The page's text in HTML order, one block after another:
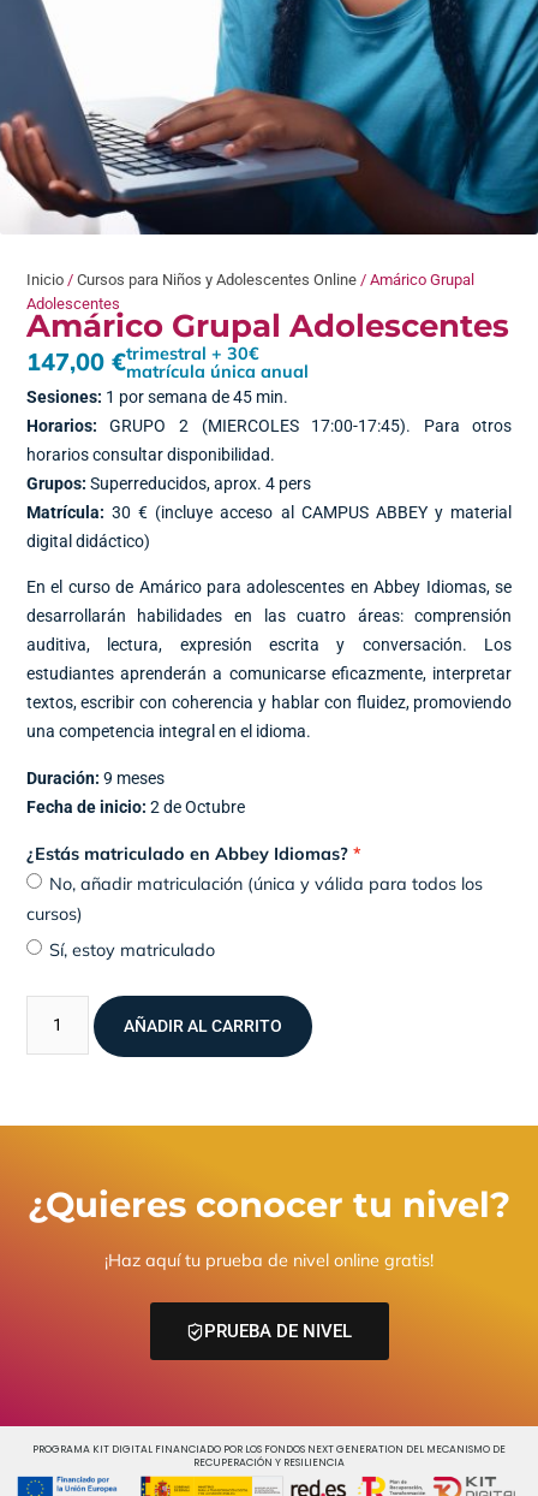
Inicio/ Cursos para Niños y Adolescentes Online/ Amárico Grupal
Adolescentes
Amárico Grupal Adolescentes
147,00 €trimestral + 30€
matrícula única anual
Sesiones: 1 por semana de 45 min.
Horarios: GRUPO 2 (MIERCOLES 17:00-17:45). Para otros
horarios consultar disponibilidad.
Grupos: Superreducidos, aprox. 4 pers
Matrícula: 30 € (incluye acceso al CAMPUS ABBEY y material
digital didáctico)
En el curso de Amárico para adolescentes en Abbey Idiomas, se
desarrollarán habilidades en las cuatro áreas: comprensión
auditiva, lectura, expresión escrita y conversación. Los
estudiantes aprenderán a comunicarse eficazmente, interpretar
textos, escribir con coherencia y hablar con fluidez, promoviendo
una competencia integral en el idioma.
Duración: 9 meses
Fecha de inicio: 2 de Octubre
¿Estás matriculado en Abbey Idiomas?
No, añadir matriculación (única y válida para todos los
cursos)
Sí, estoy matriculado
AÑADIR AL CARRITO
¿Quieres conocer tu nivel?
¡Haz aquí tu prueba de nivel online gratis!
PRUEBA DE NIVEL
PROGRAMA KIT DIGITAL FINANCIADO POR LOS FONDOS NEXT GENERATION DEL MECANISMO DE
RECUPERACIÓN Y RESILIENCIA